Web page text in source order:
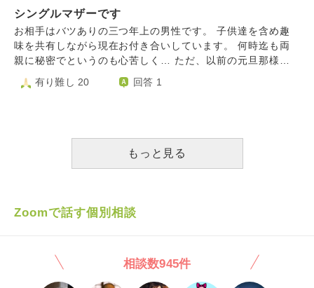
事もしていない。いつかやり直したいと思っても、学歴も職
歴もない。だから、学校を卒業し、資格を取り、その仕事が
できるようにさせたい。 娘の人生は娘が決める事、私は見
守るだけ、支援の方にも言われ、わかってはいます。 で
も、この話しで娘と会うと、きっと娘を責めてしまう、傷つ
く言葉を言ってしまう。そうしたら、今度こそ娘は帰って来
です。 突破口を頂きたいです。 長文で、同じ事ばかりを書
す。。 彼も理解はしてくれていますが複雑な気持ちにはな
るようです。 お腹にいる子供に関して、自分はどちらでも
良いと言ってくれています。ただ産むなら今の仕事は辞める
と言っています。(世間体が理由とのことです)勿論他にも
という気持ちもありますが、今いる子供のこと、今のタイミ
敗しています。また妊娠中つわりが酷くほぼ動けない状態が
続いておりました。子供もいるため慎重に行動したいです。
シングルマザーです
お相手はバツありの三つ年上の男性です。 子供達を含め趣
味を共有しながら現在お付き合いしています。 何時迄も両
親に秘密でというのも心苦しく… ただ、以前の元旦那様や
元彼さんの事もあってか、母は仕事も自立してて男なんて必
要ない！と言われた事もあり言い出せません。 父や兄はず
なため理解してくれてると思ってましたが、不規則で子供達
たり出掛けたり、旅行行ったり色んな話したりイベント事は
絶対欠かす事なく参加してました。 看護師で不規則だけ
事を話してくれるし、素敵な人と出会えたねって言ってくれ
ます。まぁ子供達なりの気遣いもあるのでしょうが… 心配
有り難し 20 回答 1
もっと見る
Zoomで話す個別相談
相談数945件